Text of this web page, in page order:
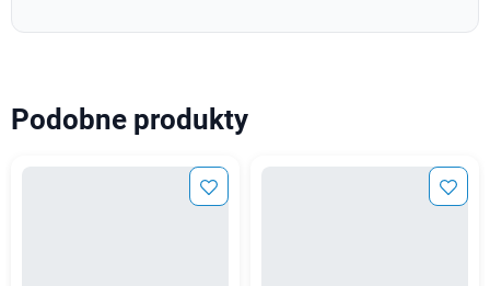
Podobne produkty